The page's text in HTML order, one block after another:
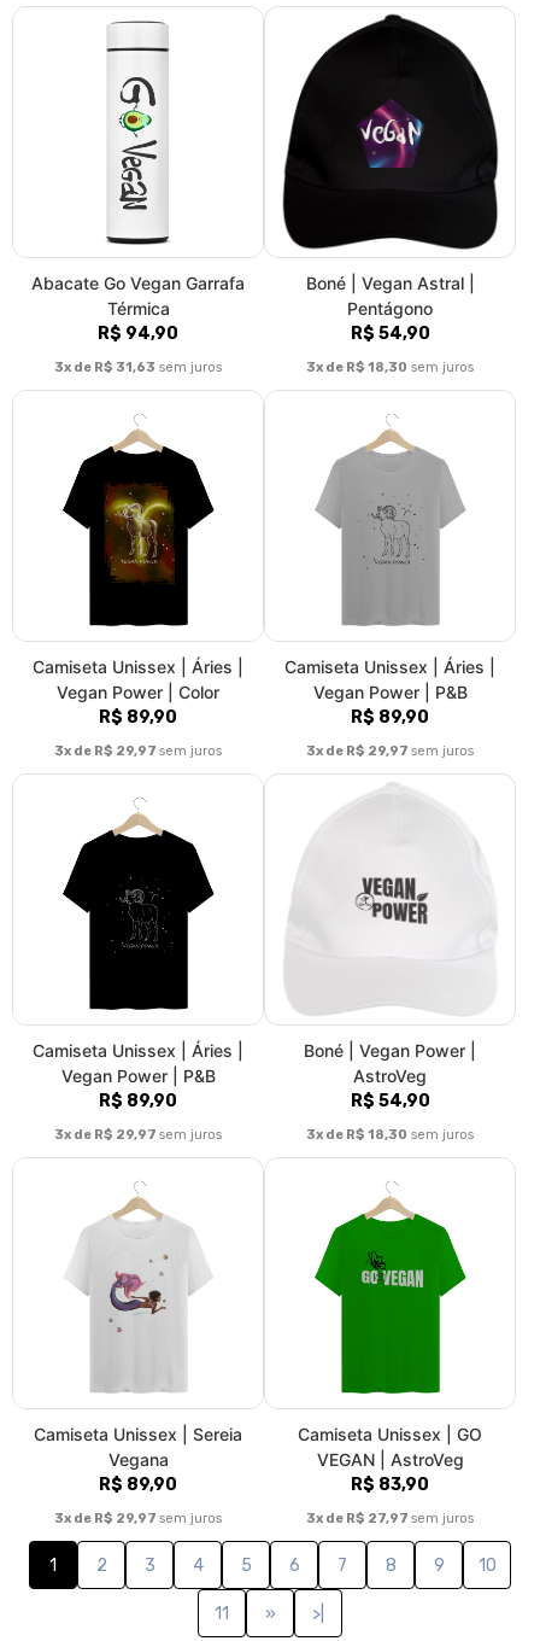
Camiseta Unissex | Áries |
Vegan Power | Color
R$ 89,90
3x de R$ 29,97sem juros
Camiseta Unissex | Áries |
Vegan Power | P&B
R$ 89,90
3x de R$ 29,97sem juros
Vegan Power | P&B
R$ 89,90
3x de R$ 29,97sem juros
AstroVeg
R$ 54,90
3x de R$ 18,30sem juros
Vegana
R$ 89,90
3x de R$ 29,97sem juros
VEGAN | AstroVeg
R$ 83,90
3x de R$ 27,97sem juros
1 2 3 4 7 8 9
Fale conoscoTrocas / Devoluções
Rastrear Pedido
Política de Troca e DevoluçãoDenuncie o Uso Ilegal de Marcas
Sobre nós
AstroVeg é uma marca de moda vegana consciente e ativista.
Buscamos trazer sempre a representatividade e o ativismo
vegano através da moda, com estampas exclusivas,
desenvolvidas, em sua maioria, em parceria com a artista
plástica Ana Improta, e curadoria da designer de moda Alice